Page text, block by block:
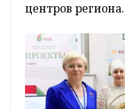
центров региона.